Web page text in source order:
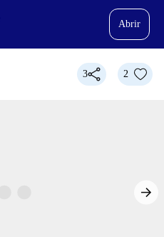
Abrir
3 2